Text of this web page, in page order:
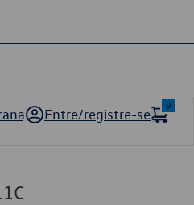
Entre/registre-se
0